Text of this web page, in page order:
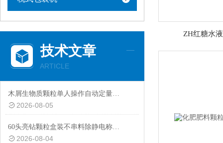
技术文章
ARTICLE
木屑生物质颗粒单人操作自动定量包装秤厂家定制
2026-08-05
60头亮钻颗粒盒装不串料除静电称重分装机非标定制
2026-08-04
ZH红糖水